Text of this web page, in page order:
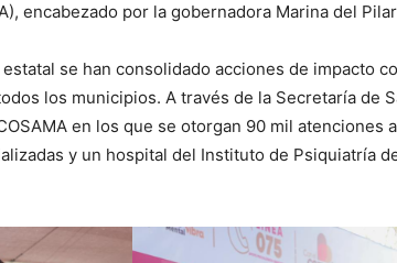
encabezado por la gobernadora Marina del
se han consolidado acciones de impacto
los municipios. A través de la Secretaría de
en los que se otorgan 90 mil atenciones
y un hospital del Instituto de Psiquiatría